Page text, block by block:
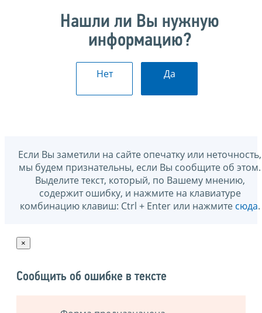
Нашли ли Вы нужную
информацию?
Нет Да
Если Вы заметили на сайте опечатку или неточность,
мы будем признательны, если Вы сообщите об этом.
Выделите текст, который, по Вашему мнению,
содержит ошибку, и нажмите на клавиатуре
комбинацию клавиш: Ctrl + Enter или нажмите сюда.
×
Сообщить об ошибке в тексте